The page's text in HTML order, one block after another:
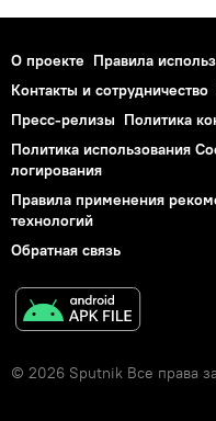
О проекте Правила
Контакты и сотрудничество
Пресс-релизы Политика
Политика использования
логирования
Правила применения
технологий
Обратная связь
© 2026 Sputnik Все права